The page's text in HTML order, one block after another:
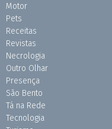
Motor
Pets
Receitas
Revistas
Necrologia
Outro Olhar
Presença
São Bento
Tá na Rede
Tecnologia